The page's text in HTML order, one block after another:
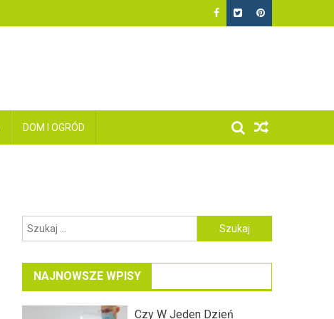
DOM I OGRÓD
Szukaj:
NAJNOWSZE WPISY
Czy W Jeden Dzień